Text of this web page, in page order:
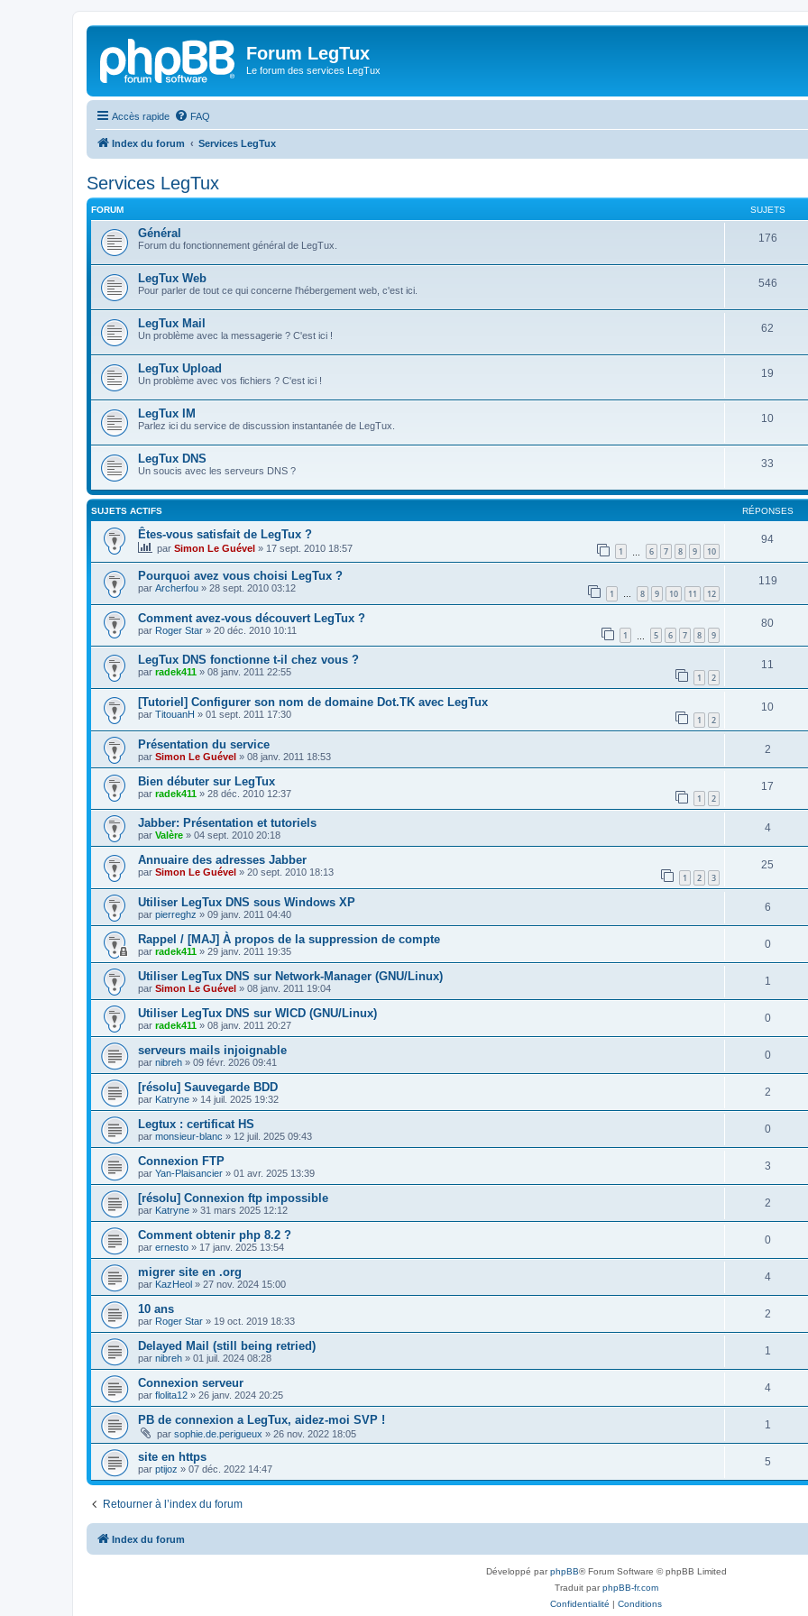
Forum LegTux
Le forum des services LegTux
Accès rapide FAQ
Index du forum Services LegTux
Services LegTux
FORUM SUJETS
Général
Forum du fonctionnement général de LegTux.
176
LegTux Web
Pour parler de tout ce qui concerne l'hébergement web, c'est ici.
546
LegTux Mail
Un problème avec la messagerie ? C'est ici !
62
LegTux Upload
Un problème avec vos fichiers ? C'est ici !
19
LegTux IM
Parlez ici du service de discussion instantanée de LegTux.
10
LegTux DNS
Un soucis avec les serveurs DNS ?
33
SUJETS ACTIFS RÉPONSES
Êtes-vous satisfait de LegTux ?
par Simon Le Guével » 17 sept. 2010 18:57 1 6 7 8 9 10
94
Pourquoi avez vous choisi LegTux ?
par Archerfou » 28 sept. 2010 03:12 1 … 8 9 10 11 12
119
Comment avez-vous découvert LegTux ?
par Roger Star » 20 déc. 2010 10:11 1 5 6 7 8 9
80
LegTux DNS fonctionne t-il chez vous ?
par radek411 » 08 janv. 2011 22:55 1 2
11
[Tutoriel] Configurer son nom de domaine Dot.TK avec LegTux
par TitouanH » 01 sept. 2011 17:30 1 2
10
Présentation du service
par Simon Le Guével » 08 janv. 2011 18:53
2
Bien débuter sur LegTux
par radek411 » 28 déc. 2010 12:37 1 2
17
Jabber: Présentation et tutoriels
par Valère » 04 sept. 2010 20:18
4
Annuaire des adresses Jabber
par Simon Le Guével » 20 sept. 2010 18:13 1 2 3
25
Utiliser LegTux DNS sous Windows XP
par pierreghz » 09 janv. 2011 04:40
6
Rappel / [MAJ] À propos de la suppression de compte
par radek411 » 29 janv. 2011 19:35
0
Utiliser LegTux DNS sur Network-Manager (GNU/Linux)
par Simon Le Guével » 08 janv. 2011 19:04
1
Utiliser LegTux DNS sur WICD (GNU/Linux)
par radek411 » 08 janv. 2011 20:27
0
serveurs mails injoignable
par nibreh » 09 févr. 2026 09:41
0
[résolu] Sauvegarde BDD
par Katryne » 14 juil. 2025 19:32
2
Legtux : certificat HS
par monsieur-blanc » 12 juil. 2025 09:43
0
Connexion FTP
par Yan-Plaisancier » 01 avr. 2025 13:39
3
[résolu] Connexion ftp impossible
par Katryne » 31 mars 2025 12:12
2
Comment obtenir php 8.2 ?
par ernesto » 17 janv. 2025 13:54
0
migrer site en .org
par KazHeol » 27 nov. 2024 15:00
4
10 ans
par Roger Star » 19 oct. 2019 18:33
2
Delayed Mail (still being retried)
par nibreh » 01 juil. 2024 08:28
1
Connexion serveur
par flolita12 » 26 janv. 2024 20:25
4
PB de connexion a LegTux, aidez-moi SVP !
par sophie.de.perigueux » 26 nov. 2022 18:05
1
site en https
par ptijoz » 07 déc. 2022 14:47
5
Retourner à l’index du forum
Index du forum
Développé parphpBB® Forum Software © phpBB Limited
Traduit parphpBB-fr.com
Confidentialité | Conditions